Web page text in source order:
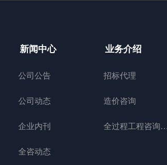
新闻中心
公司公告
公司动态
企业内刊
全咨动态
业务介绍
招标代理
造价咨询
全过程工程咨询管理